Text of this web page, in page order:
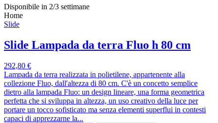
Disponibile in 2/3 settimane
Home
Slide
Slide Lampada da terra Fluo h 80 cm
292,80 €
Lampada da terra realizzata in polietilene, appartenente alla
collezione Fluo, dall'altezza di 80 cm. C'è un concetto semplice
dietro alla lampada Fluo: un design lineare, una forma geometrica
perfetta che si sviluppa in altezza, un uso creativo della luce per
portare un tocco sofisticato ma senza elementi superflui in contesti
capaci di apprezzarne la...